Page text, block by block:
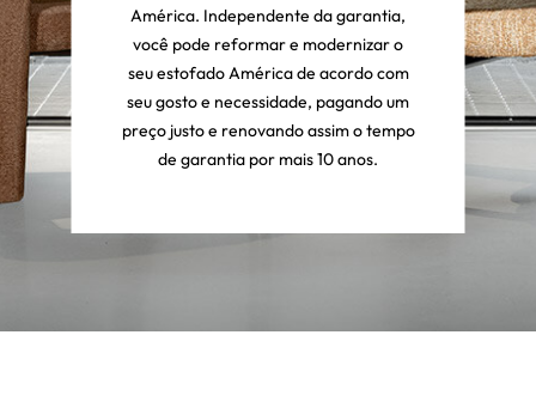
América. Independente da garantia,
você pode reformar e modernizar o
seu estofado América de acordo com
seu gosto e necessidade, pagando um
preço justo e renovando assim o tempo
de garantia por mais 10 anos.